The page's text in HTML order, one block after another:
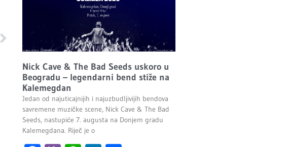
Nick Cave & The Bad Seeds uskoro u
Beogradu – legendarni bend stiže na
Kalemegdan
Jedan od najuticajnijih i najuzbudljivijih bendova
savremene muzičke scene, Nick Cave & The Bad
Seeds, nastupiće 7. augusta na Donjem gradu
Kalemegdana. Riječ je o